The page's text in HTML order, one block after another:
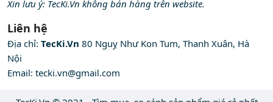
Xin lưu ý: TecKi.Vn không bán hàng trên website.
Liên hệ
Địa chỉ: TecKi.Vn 80 Nguỵ Như Kon Tum, Thanh Xuân, Hà
Nội
Email: tecki.vn@gmail.com